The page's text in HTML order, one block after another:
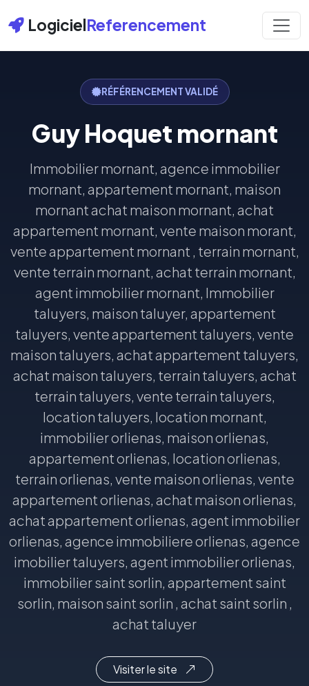
LogicielReferencement
RÉFÉRENCEMENT VALIDÉ
Guy Hoquet mornant
Immobilier mornant, agence immobilier
mornant, appartement mornant, maison
mornant achat maison mornant, achat
appartement mornant, vente maison morant,
vente appartement mornant , terrain mornant,
vente terrain mornant, achat terrain mornant,
agent immobilier mornant, Immobilier
taluyers, maison taluyer, appartement
taluyers, vente appartement taluyers, vente
maison taluyers, achat appartement taluyers,
achat maison taluyers, terrain taluyers, achat
terrain taluyers, vente terrain taluyers,
location taluyers, location mornant,
immobilier orlienas, maison orlienas,
appartement orlienas, location orlienas,
terrain orlienas, vente maison orlienas, vente
appartement orlienas, achat maison orlienas,
achat appartement orlienas, agent immobilier
orlienas, agence immobiliere orlienas, agence
imobilier taluyers, agent immobilier orlienas,
immobilier saint sorlin, appartement saint
sorlin, maison saint sorlin , achat saint sorlin ,
achat taluyer
Visiter le site